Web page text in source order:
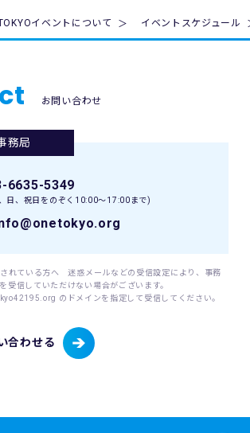
に故意又は重過失がある場合を除き、主催者
（国名、都道府県名または区市町村名）等
雑誌・SNS・インターネット等での掲載及
参加者が未成年の場合、親権者等法定代理人
要と判断する場合いつでも本規約を変更で
（及び登録されたメールアドレスへの通知
らその効力を生じるものとみなされます。
イベントについて イベントスケジュール
お問い合わせ
合わせる
務局
6635-5349
日、祝日をのぞく10:00〜17:00まで)
れている方へ 迷惑メールなどの受信設定により、事務
受信していただけない場合がございます。
のドメインを指定して受信してください。